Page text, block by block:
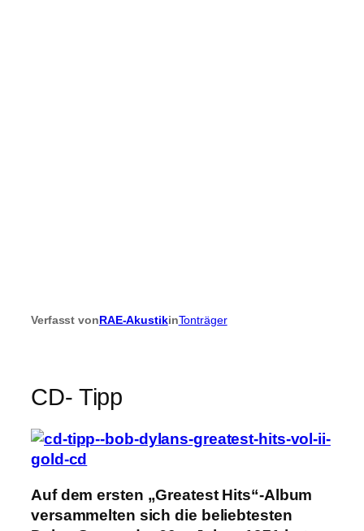
Verfasst vonRAE-AkustikinTonträger
CD- Tipp
Auf dem ersten „Greatest Hits“-Album
versammelten sich die beliebtesten